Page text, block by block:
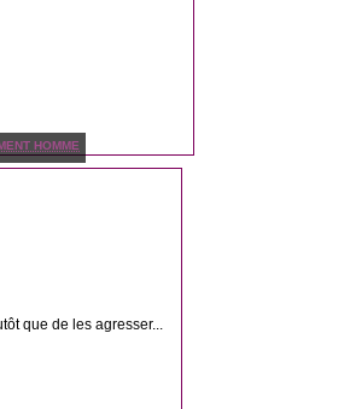
HOMME
que de les agresser...